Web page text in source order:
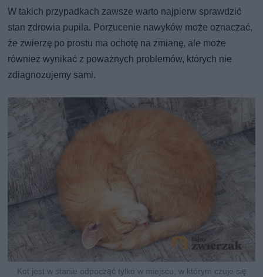
W takich przypadkach zawsze warto najpierw sprawdzić
stan zdrowia pupila. Porzucenie nawyków może oznaczać,
że zwierzę po prostu ma ochotę na zmianę, ale może
również wynikać z poważnych problemów, których nie
zdiagnozujemy sami.
Kot jest w stanie odpocząć tylko w miejscu, w którym czuje się